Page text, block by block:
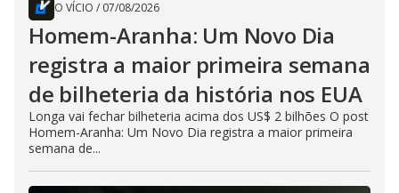
O VÍCIO / 07/08/2026
Homem-Aranha: Um Novo Dia
registra a maior primeira semana
de bilheteria da história nos EUA
Longa vai fechar bilheteria acima dos US$ 2 bilhões O post
Homem-Aranha: Um Novo Dia registra a maior primeira
semana de...